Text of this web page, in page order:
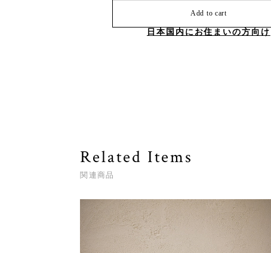
Add to cart
日本国内にお住まいの方向け
Related Items
関連商品